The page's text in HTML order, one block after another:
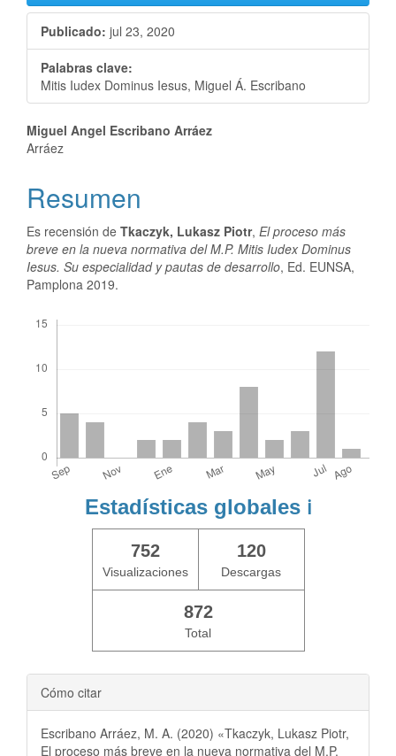
Publicado: jul 23, 2020
Palabras clave:
Mitis Iudex Dominus Iesus, Miguel Á. Escribano
Miguel Angel Escribano Arráez
Arráez
Resumen
Es recensión de Tkaczyk, Lukasz Piotr, El proceso más
breve en la nueva normativa del M.P. Mitis Iudex Dominus
Iesus. Su especialidad y pautas de desarrollo, Ed. EUNSA,
Pamplona 2019.
Estadísticas globales ℹ️
752
Visualizaciones
120
Descargas
872
Total
Cómo citar
Escribano Arráez, M. A. (2020) «Tkaczyk, Lukasz Piotr,
El proceso más breve en la nueva normativa del M.P.